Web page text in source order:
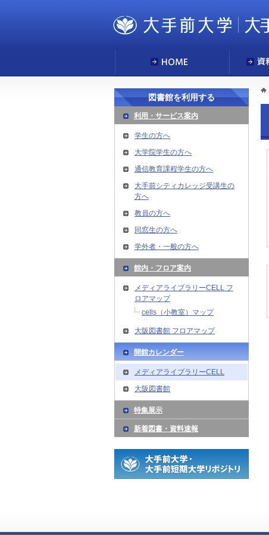
図書館を利用する
利用・サービス案内
学生の方へ
大学院学生の方へ
通信教育課程学生の方へ
大手前シティカレッジ受講生の
方へ
教員の方へ
同窓生の方へ
学外者・一般の方へ
館内・フロア案内
メディアライブラリーCELL フ
ロアマップ
cells（小教室）マップ
大阪図書館 フロアマップ
開館カレンダー
メディアライブラリーCELL
大阪図書館
特集展示
新着図書・資料速報